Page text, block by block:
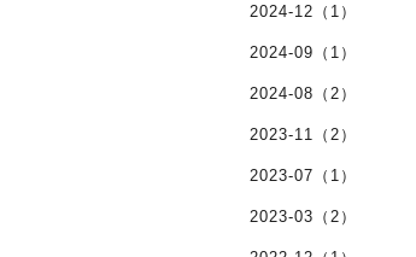
2024-12（1）
2024-09（1）
2024-08（2）
2023-11（2）
2023-07（1）
2023-03（2）